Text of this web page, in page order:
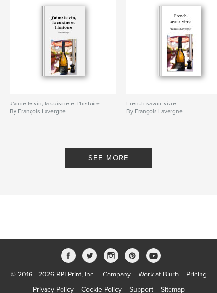
Feb 22, 2025
LanguageFrench
Keywords
Thérapies , Vin Religions ,
, Santé
J'aime le vin, la cuisine et l'histoire
By François Lavergne
French savoir-vivre
By François Lavergne
SEE MORE
© 2016 - 2026 RPI Print, Inc. Company Work at Blurb
Pricing
Privacy Policy
Cookie Policy Support Sitemap